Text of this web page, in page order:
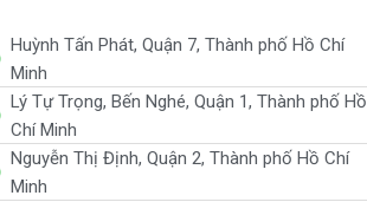
Huỳnh Tấn Phát, Quận 7, Thành phố Hồ Chí
Minh
Lý Tự Trọng, Bến Nghé, Quận 1, Thành phố Hồ
Chí Minh
Nguyễn Thị Định, Quận 2, Thành phố Hồ Chí
Minh